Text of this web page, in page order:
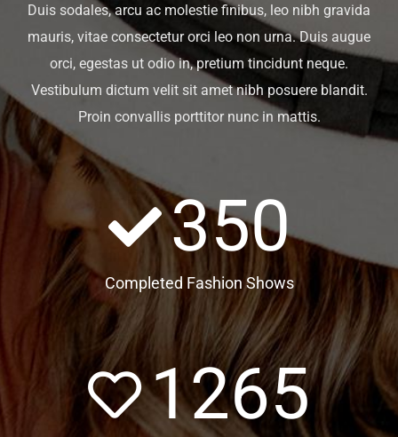
Duis sodales, arcu ac molestie finibus, leo nibh gravida
mauris, vitae consectetur orci leo non urna. Duis augue
orci, egestas ut odio in, pretium tincidunt neque.
Vestibulum dictum velit sit amet nibh posuere blandit.
Proin convallis porttitor nunc in mattis.
350
Completed Fashion Shows
1265